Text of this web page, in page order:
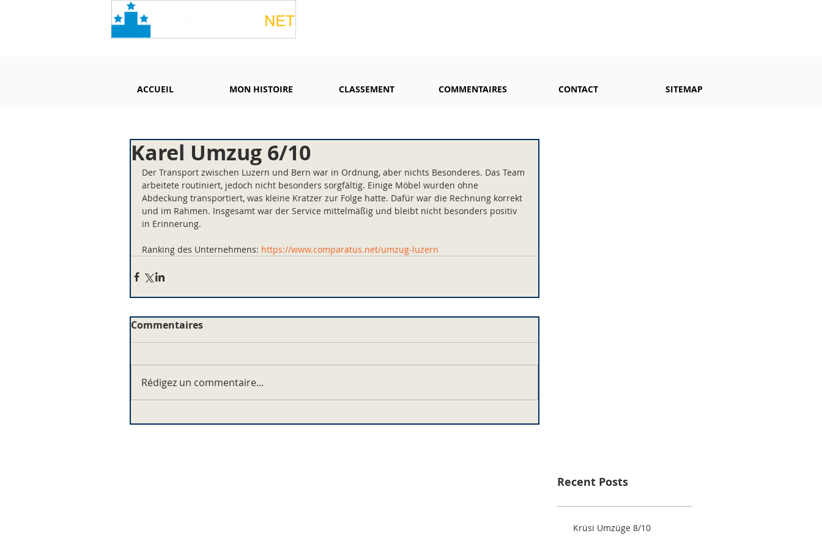
ACCUEIL MON HISTOIRE CLASSEMENT COMMENTAIRES CONTACT SITEMAP
Karel Umzug 6/10
Der Transport zwischen Luzern und Bern war in Ordnung, aber nichts Besonderes. Das Team
arbeitete routiniert, jedoch nicht besonders sorgfältig. Einige Möbel wurden ohne
Abdeckung transportiert, was kleine Kratzer zur Folge hatte. Dafür war die Rechnung korrekt
und im Rahmen. Insgesamt war der Service mittelmäßig und bleibt nicht besonders positiv
in Erinnerung.
Ranking des Unternehmens: https://www.comparatus.net/umzug-luzern
Commentaires
Rédigez un commentaire...
Recent Posts
Krüsi Umzüge 8/10